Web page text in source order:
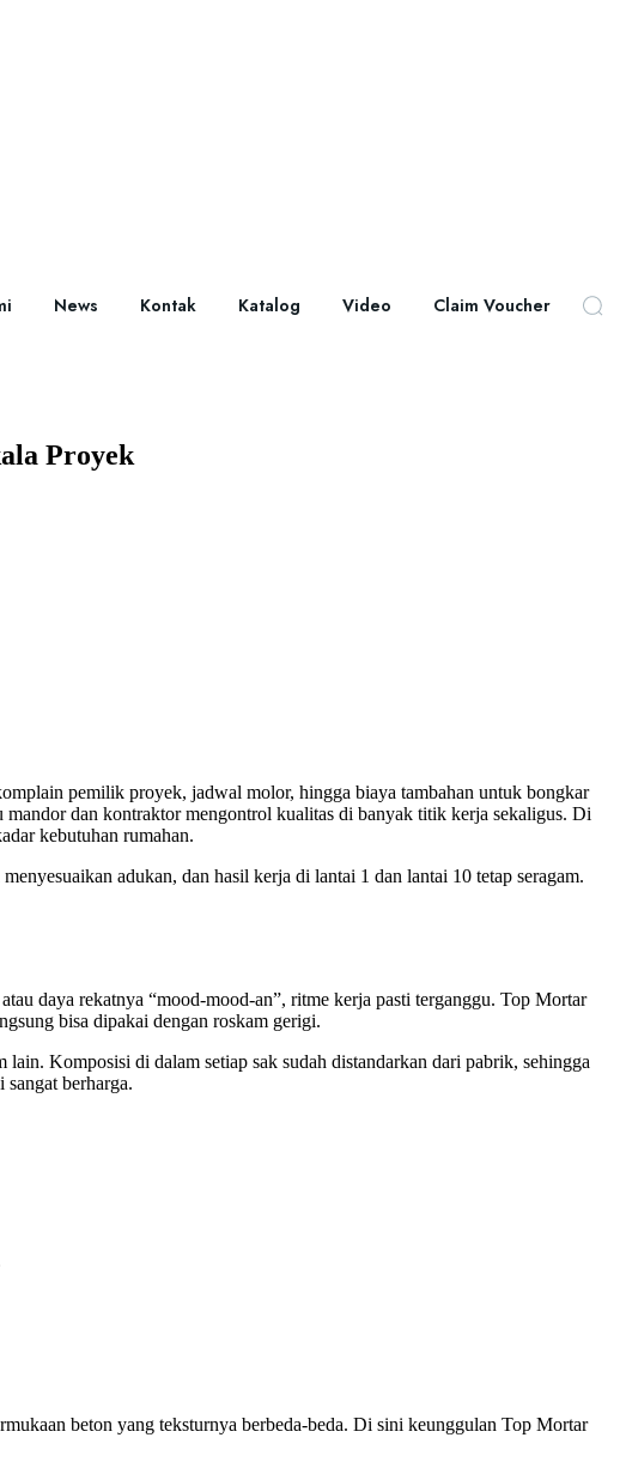
News Kontak Katalog Video Claim Voucher
Proyek
pemilik proyek, jadwal molor, hingga biaya tambahan untuk bongkar
dan kontraktor mengontrol kualitas di banyak titik kerja sekaligus. Di
kebutuhan rumahan.
adukan, dan hasil kerja di lantai 1 dan lantai 10 tetap seragam.
daya rekatnya “mood-mood-an”, ritme kerja pasti terganggu. Top Mortar
bisa dipakai dengan roskam gerigi.
Komposisi di dalam setiap sak sudah distandarkan dari pabrik, sehingga
berharga.
beton yang teksturnya berbeda-beda. Di sini keunggulan Top Mortar